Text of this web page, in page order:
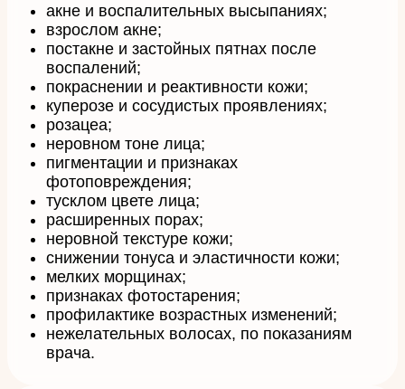
акне и воспалительных высыпаниях;
взрослом акне;
постакне и застойных пятнах после
воспалений;
покраснении и реактивности кожи;
куперозе и сосудистых проявлениях;
розацеа;
неровном тоне лица;
пигментации и признаках
фотоповреждения;
тусклом цвете лица;
расширенных порах;
неровной текстуре кожи;
снижении тонуса и эластичности кожи;
мелких морщинах;
признаках фотостарения;
профилактике возрастных изменений;
нежелательных волосах, по показаниям
врача.